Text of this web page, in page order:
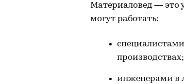
Материаловед — это
могут работать:
специалистами
производствах;
инженерами в